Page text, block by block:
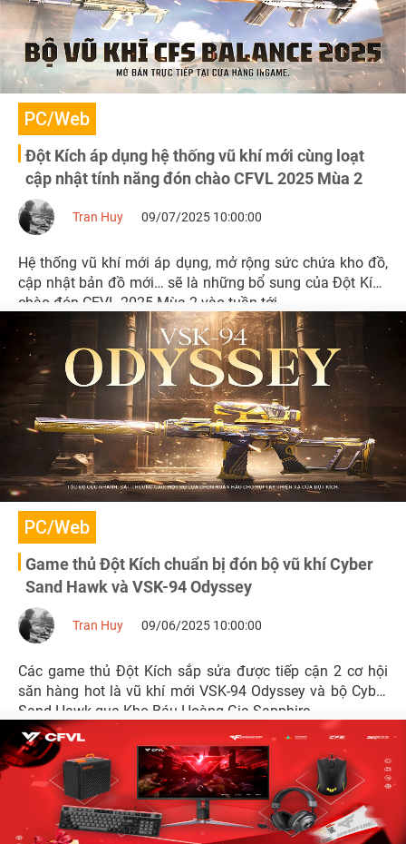
PC/Web
Đột Kích áp dụng hệ thống vũ khí mới cùng loạt
cập nhật tính năng đón chào CFVL 2025 Mùa 2
Tran Huy 09/07/2025 10:00:00
Hệ thống vũ khí mới áp dụng, mở rộng sức chứa kho đồ,
cập nhật bản đồ mới… sẽ là những bổ sung của Đột Kích
chào đón CFVL 2025 Mùa 2 vào tuần tới.
PC/Web
Game thủ Đột Kích chuẩn bị đón bộ vũ khí Cyber
Sand Hawk và VSK-94 Odyssey
Tran Huy 09/06/2025 10:00:00
Các game thủ Đột Kích sắp sửa được tiếp cận 2 cơ hội
săn hàng hot là vũ khí mới VSK-94 Odyssey và bộ Cyber
Sand Hawk qua Kho Báu Hoàng Gia Sapphire.